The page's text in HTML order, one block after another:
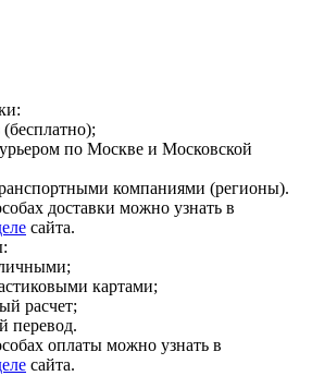
по Москве и Московской
компаниями (регионы).
доставки можно узнать в
сайта.
картами;
расчет;
перевод.
оплаты можно узнать в
сайта.